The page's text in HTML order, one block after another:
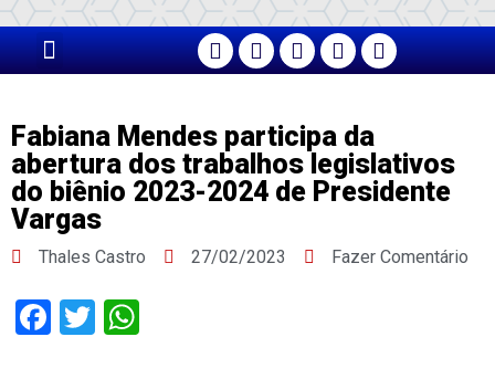
Fabiana Mendes participa da
abertura dos trabalhos legislativos
do biênio 2023-2024 de Presidente
Vargas
Thales Castro 27/02/2023 Fazer Comentário
Facebook
Twitter